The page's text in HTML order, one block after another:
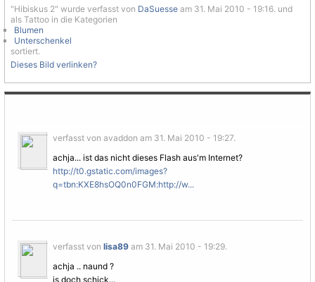
"Hibiskus 2" wurde verfasst von DaSuesse am 31. Mai 2010 - 19:16. und
als Tattoo in die Kategorien
Blumen
Unterschenkel
sortiert.
Dieses Bild verlinken?
verfasst von avaddon am 31. Mai 2010 - 19:27.
achja... ist das nicht dieses Flash aus'm Internet?
http://t0.gstatic.com/images?
q=tbn:KXE8hsOQ0n0FGM:http://w...
verfasst von lisa89am 31. Mai 2010 - 19:29.
achja .. naund ?
is doch schick...